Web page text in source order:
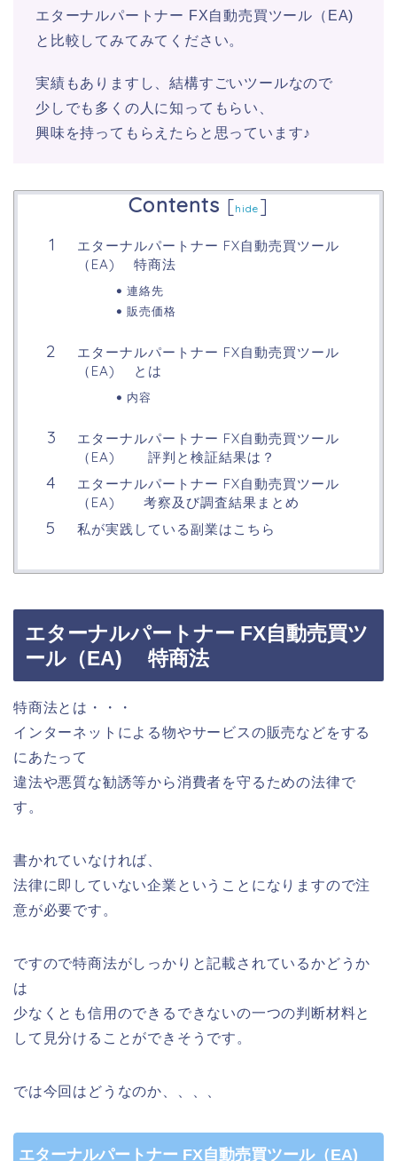
エターナルパートナー FX自動売買ツール（EA)
と比較してみてみてください。
実績もありますし、結構すごいツールなので
少しでも多くの人に知ってもらい、
興味を持ってもらえたらと思っています♪
Contents [hide ]
エターナルパートナー FX自動売買ツール
（EA) 特商法
連絡先
販売価格
エターナルパートナー FX自動売買ツール
（EA) とは
内容
エターナルパートナー FX自動売買ツール
（EA) 評判と検証結果は？
エターナルパートナー FX自動売買ツール
（EA) 考察及び調査結果まとめ
私が実践している副業はこちら
エターナルパートナー FX自動売買ツ
ール（EA) 特商法
特商法とは・・・
インターネットによる物やサービスの販売などをする
にあたって
違法や悪質な勧誘等から消費者を守るための法律で
す。
書かれていなければ、
法律に即していない企業ということになりますので注
意が必要です。
ですので特商法がしっかりと記載されているかどうか
は
少なくとも信用のできるできないの一つの判断材料と
して見分けることができそうです。
では今回はどうなのか、、、、
エターナルパートナー FX自動売買ツール（EA)